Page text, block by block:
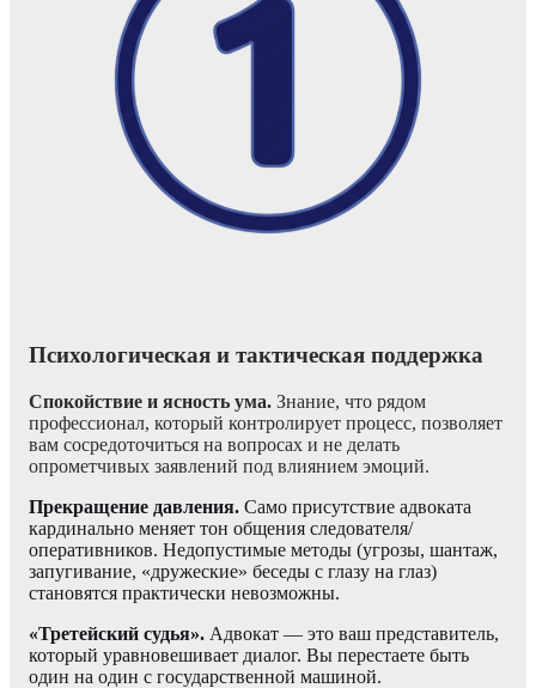
Психологическая и тактическая поддержка
Спокойствие и ясность ума. Знание, что рядом
профессионал, который контролирует процесс, позволяет
вам сосредоточиться на вопросах и не делать
опрометчивых заявлений под влиянием эмоций.
Прекращение давления. Само присутствие адвоката
кардинально меняет тон общения следователя/
оперативников. Недопустимые методы (угрозы, шантаж,
запугивание, «дружеские» беседы с глазу на глаз)
становятся практически невозможны.
«Третейский судья». Адвокат — это ваш представитель,
который уравновешивает диалог. Вы перестаете быть
один на один с государственной машиной.